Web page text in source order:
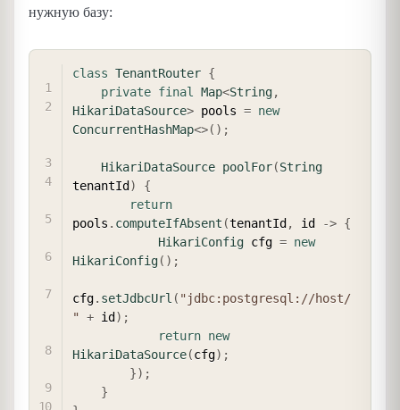
нужную базу:
class TenantRouter {
private final Map<String,
HikariDataSource> pools = new
ConcurrentHashMap<>( ) ;
HikariDataSource poolFor(String
tenantId )
{
return
pools . computeIfAbsent (tenantId , id -> {
HikariConfig cfg = new
HikariConfig( ) ;
cfg. setJdbcUrl ( "jdbc:postgresql://host/
" + id ) ;
return new
HikariDataSource(cfg) ;
}) ;
}